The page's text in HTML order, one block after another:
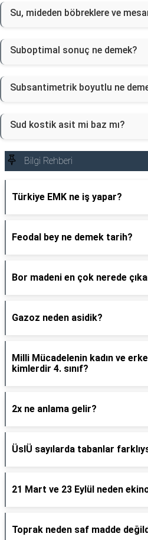
Su, mideden böbreklere ve
Suboptimal sonuç ne demek?
Subsantimetrik boyutlu ne
Sud kostik asit mi baz mı?
Bilgi Rehberi
Türkiye EMK ne iş yapar?
Feodal bey ne demek tarih?
Bor madeni en çok nerede
Gazoz neden asidik?
Milli Mücadelenin kadın ve
kimlerdir 4. sınıf?
2x ne anlama gelir?
ÜslÜ sayılarda tabanlar
21 Mart ve 23 Eylül neden
Toprak neden saf madde